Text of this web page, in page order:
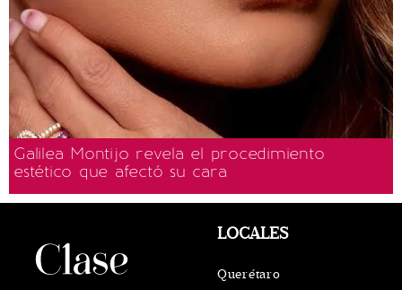
Galilea Montijo revela el procedimiento
estético que afectó su cara
LOCALES
Querétaro